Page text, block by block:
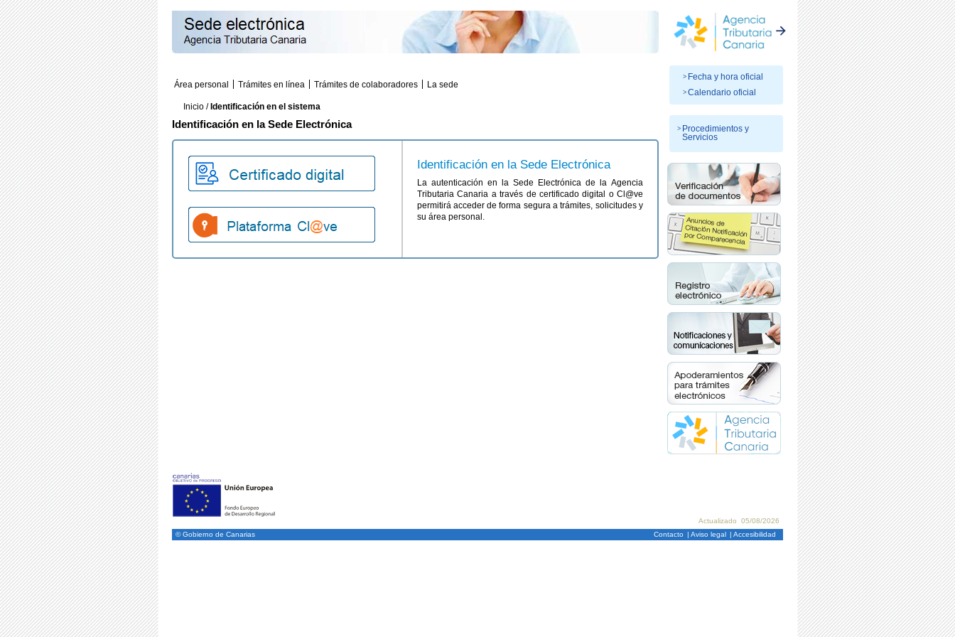
Área personal Trámites en línea Trámites de colaboradores La sede
Inicio / Identificación en el sistema
Fecha y hora oficial
Calendario oficial
Identificación en la Sede Electrónica
Identificación en la Sede Electrónica
La autenticación en la Sede Electrónica de la Agencia
Tributaria Canaria a través de certificado digital o Cl@ve
permitirá acceder de forma segura a trámites, solicitudes y
su área personal.
Procedimientos y
Servicios
Actualizado 05/08/2026
© Gobierno de Canarias
| Accesibilidad
| Aviso legal
Contacto